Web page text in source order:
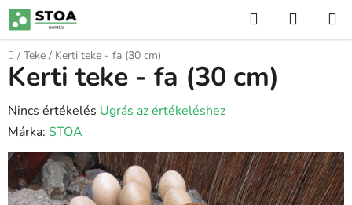
Ugrás
fő
tartalomhoz
KeresésKOSÁR
Kezdőlap
/ Teke / Kerti teke - fa (30 cm)
Kerti teke - fa (30 cm)
A
termék
átlagos
értékelése
5-
Nincs értékelés Ugrás az értékeléshez
Márka: STOA